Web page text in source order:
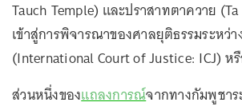
Tauch Temple) และปราสาทตาควาย
เข้าสู่การพิจารณาของศาลยุติธรรมระหว่า
(International Court of Justice: ICJ) ห
ส่วนหนึ่งของแถลงการณ์จากทางกัมพูชาร